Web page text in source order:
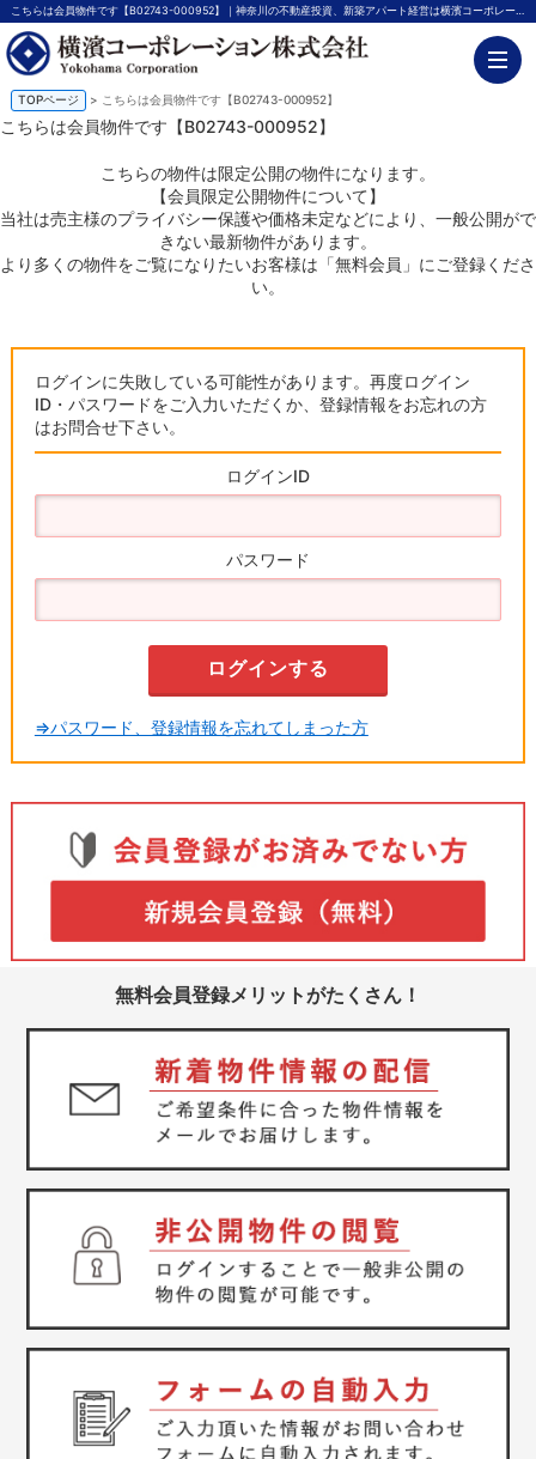
こちらは会員物件です【B02743-000952】｜神奈川の不動産投資、新築アパート経営は横濱コーポレーション
TOPページ > こちらは会員物件です【B02743-000952】
こちらは会員物件です【B02743-000952】
こちらの物件は限定公開の物件になります。
【会員限定公開物件について】
当社は売主様のプライバシー保護や価格未定などにより、一般公開がで
きない最新物件があります。
より多くの物件をご覧になりたいお客様は「無料会員」にご登録くださ
い。
ログインに失敗している可能性があります。再度ログイン
ID・パスワードをご入力いただくか、登録情報をお忘れの方
はお問合せ下さい。
ログインID
パスワード
⇒パスワード、登録情報を忘れてしまった方
無料会員登録メリットがたくさん！